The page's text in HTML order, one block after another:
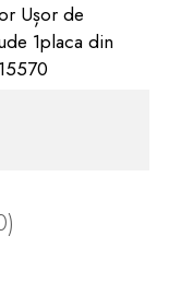
Ușor de
1placa din